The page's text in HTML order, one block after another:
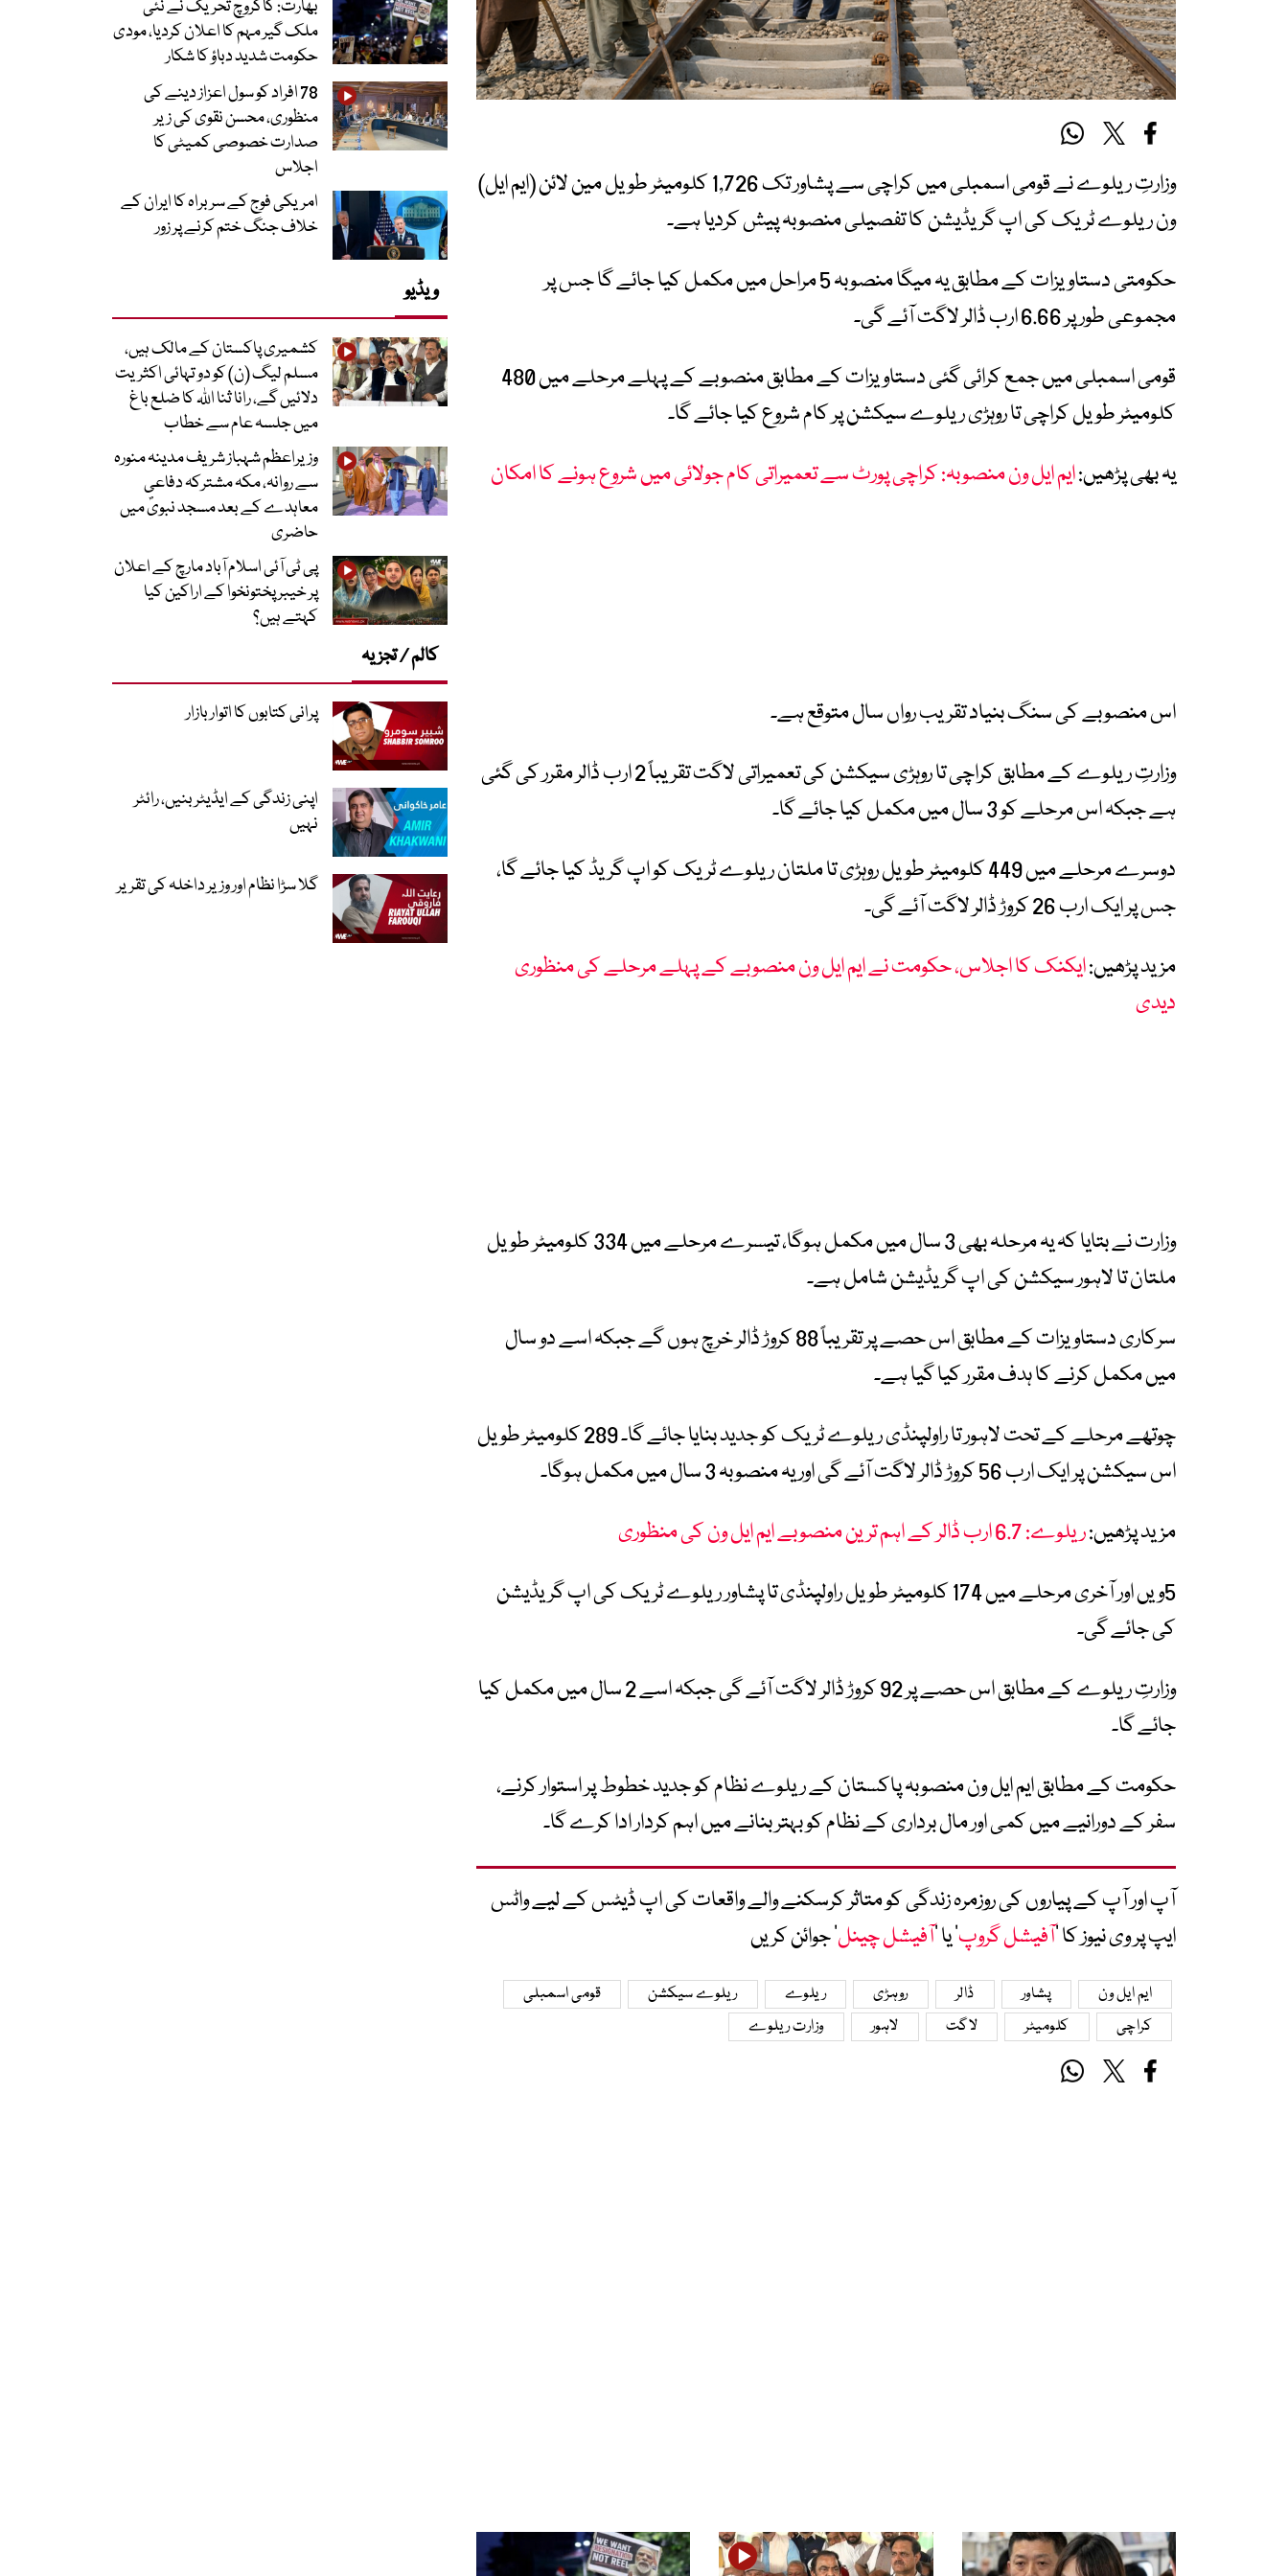
وزارتِ ریلوے نے قومی اسمبلی میں کراچی سے پشاور تک 1,726 کلومیٹر طویل مین لائن (ایم ایل)
ون ریلوے ٹریک کی اپ گریڈیشن کا تفصیلی منصوبہ پیش کردیا ہے۔
حکومتی دستاویزات کے مطابق یہ میگا منصوبہ 5 مراحل میں مکمل کیا جائے گا جس پر
مجموعی طور پر 6.66 ارب ڈالر لاگت آئے گی۔
قومی اسمبلی میں جمع کرائی گئی دستاویزات کے مطابق منصوبے کے پہلے مرحلے میں 480
کلومیٹر طویل کراچی تا روہڑی ریلوے سیکشن پر کام شروع کیا جائے گا۔
یہ بھی پڑھیں:ایم ایل ون منصوبہ: کراچی پورٹ سے تعمیراتی کام جولائی میں شروع ہونے کا امکان
اس منصوبے کی سنگ بنیاد تقریب رواں سال متوقع ہے۔
وزارتِ ریلوے کے مطابق کراچی تا روہڑی سیکشن کی تعمیراتی لاگت تقریباً 2 ارب ڈالر مقرر کی گئی
ہے جبکہ اس مرحلے کو 3 سال میں مکمل کیا جائے گا۔
دوسرے مرحلے میں 449 کلومیٹر طویل روہڑی تا ملتان ریلوے ٹریک کو اپ گریڈ کیا جائے گا،
جس پر ایک ارب 26 کروڑ ڈالر لاگت آئے گی۔
مزید پڑھیں:ایکنک کا اجلاس، حکومت نے ایم ایل ون منصوبے کے پہلے مرحلے کی منظوری
دیدی
وزارت نے بتایا کہ یہ مرحلہ بھی 3 سال میں مکمل ہوگا، تیسرے مرحلے میں 334 کلومیٹر طویل
ملتان تا لاہور سیکشن کی اپ گریڈیشن شامل ہے۔
سرکاری دستاویزات کے مطابق اس حصے پر تقریباً 88 کروڑ ڈالر خرچ ہوں گے جبکہ اسے دو سال
میں مکمل کرنے کا ہدف مقرر کیا گیا ہے۔
چوتھے مرحلے کے تحت لاہور تا راولپنڈی ریلوے ٹریک کو جدید بنایا جائے گا۔ 289 کلومیٹر طویل
اس سیکشن پر ایک ارب 56 کروڑ ڈالر لاگت آئے گی اور یہ منصوبہ 3 سال میں مکمل ہوگا۔
مزید پڑھیں:ریلوے: 6.7 ارب ڈالر کے اہم ترین منصوبے ایم ایل ون کی منظوری
5ویں اور آخری مرحلے میں 174 کلومیٹر طویل راولپنڈی تا پشاور ریلوے ٹریک کی اپ گریڈیشن
کی جائے گی۔
وزارتِ ریلوے کے مطابق اس حصے پر 92 کروڑ ڈالر لاگت آئے گی جبکہ اسے 2 سال میں مکمل کیا
جائے گا۔
حکومت کے مطابق ایم ایل ون منصوبہ پاکستان کے ریلوے نظام کو جدید خطوط پر استوار کرنے،
سفر کے دورانیے میں کمی اور مال برداری کے نظام کو بہتر بنانے میں اہم کردار ادا کرے گا۔
آپ اور آپ کے پیاروں کی روزمرہ زندگی کو متاثر کرسکنے والے واقعات کی اپ ڈیٹس کے لیے واٹس
ایپ پر وی نیوز کا ’آفیشل گروپ‘ یا ’آفیشل چینل‘ جوائن کریں
ایم ایل ون پشاور ڈالر روہڑی ریلوے ریلوے سیکشن
قومی اسمبلی
کراچی
کلومیٹر لاگت لاہور وزارت ریلوے
بھارت: کاکروچ تحریک نے نئی
ملک گیر مہم کا اعلان کردیا، مودی
حکومت شدید دباؤ کا شکار
78 افراد کو سول اعزاز دینے کی
منظوری، محسن نقوی کی زیر
صدارت خصوصی کمیٹی کا
اجلاس
امریکی فوج کے سربراہ کا ایران کے
خلاف جنگ ختم کرنے پر زور
ویڈیو
کشمیری پاکستان کے مالک ہیں،
مسلم لیگ (ن) کو دو تہائی اکثریت
دلائیں گے، رانا ثنا اللہ کا ضلع باغ
میں جلسہ عام سے خطاب
وزیراعظم شہباز شریف مدینہ منورہ
سے روانہ، مکہ مشترکہ دفاعی
معاہدے کے بعد مسجد نبویؐ میں
حاضری
پی ٹی آئی اسلام آباد مارچ کے اعلان
پر خیبر پختونخوا کے اراکین کیا
کہتے ہیں؟
کالم / تجزیہ
پرانی کتابوں کا اتوار بازار
اپنی زندگی کے ایڈیٹر بنیں، رائٹر
نہیں
گلا سڑا نظام اور وزیر داخلہ کی تقریر